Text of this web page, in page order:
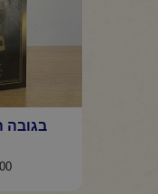
בגובה